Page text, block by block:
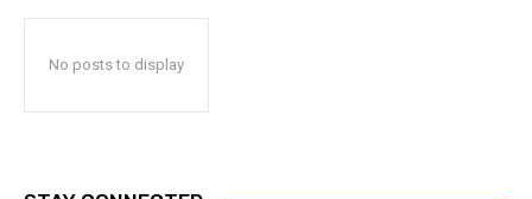
No posts to display